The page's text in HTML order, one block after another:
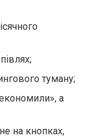
туману;
а
на кнопках,